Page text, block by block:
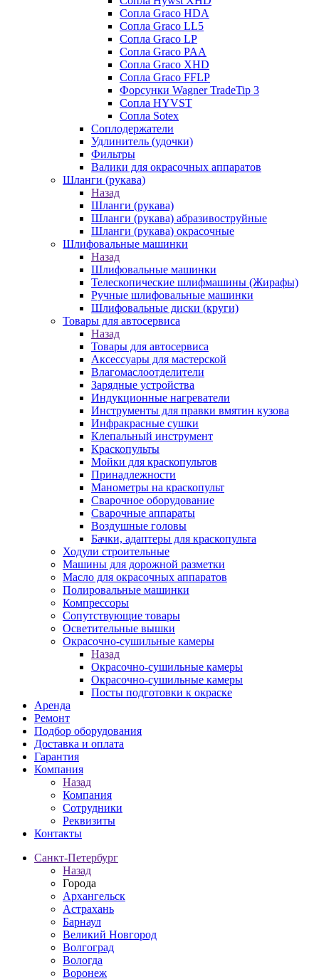
Сопла Graco HDA
Сопла Graco LL5
Сопла Graco LP
Сопла Graco PAA
Сопла Graco XHD
Сопла Graco FFLP
Форсунки Wagner TradeTip 3
Сопла HYVST
Сопла Sotex
Соплодержатели
Удлинитель (удочки)
Фильтры
Валики для окрасочных аппаратов
Шланги (рукава)
Назад
Шланги (рукава)
Шланги (рукава) абразивоструйные
Шланги (рукава) окрасочные
Шлифовальные машинки
Назад
Шлифовальные машинки
Телескопические шлифмашины (Жирафы)
Ручные шлифовальные машинки
Шлифовальные диски (круги)
Товары для автосервиса
Назад
Товары для автосервиса
Аксессуары для мастерской
Влагомаслоотделители
Зарядные устройства
Индукционные нагреватели
Инструменты для правки вмятин кузова
Инфракрасные сушки
Клепальный инструмент
Краскопульты
Мойки для краскопультов
Принадлежности
Манометры на краскопульт
Сварочное оборудование
Сварочные аппараты
Воздушные головы
Бачки, адаптеры для краскопульта
Ходули строительные
Машины для дорожной разметки
Масло для окрасочных аппаратов
Полировальные машинки
Компрессоры
Сопутствующие товары
Осветительные вышки
Окрасочно-сушильные камеры
Назад
Окрасочно-сушильные камеры
Окрасочно-сушильные камеры
Посты подготовки к окраске
Аренда
Ремонт
Подбор оборудования
Доставка и оплата
Гарантия
Компания
Назад
Компания
Сотрудники
Реквизиты
Контакты
Санкт-Петербург
Назад
Города
Архангельск
Астрахань
Барнаул
Великий Новгород
Волгоград
Вологда
Воронеж